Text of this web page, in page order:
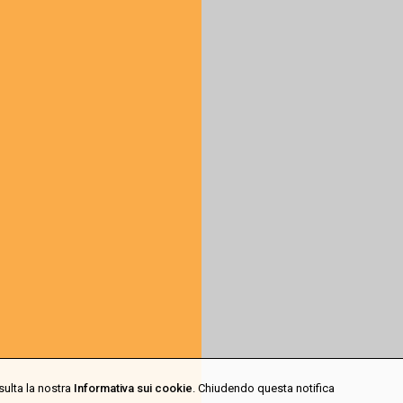
la nostra Informativa sui cookie. Chiudendo questa notifica